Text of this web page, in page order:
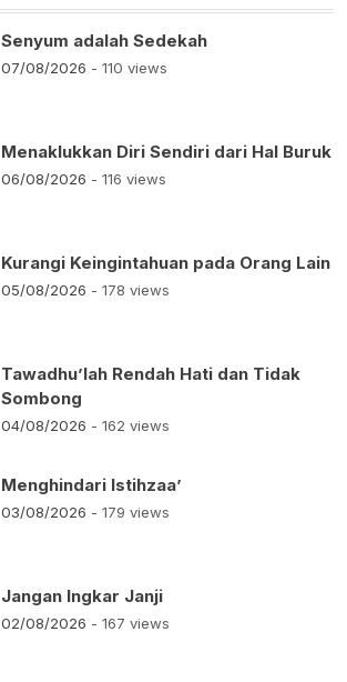
Senyum adalah Sedekah
07/08/2026 - 110 views
Menaklukkan Diri Sendiri dari Hal Buruk
06/08/2026 - 116 views
Kurangi Keingintahuan pada Orang Lain
05/08/2026 - 178 views
Tawadhu’lah Rendah Hati dan Tidak
Sombong
04/08/2026 - 162 views
Menghindari Istihzaa’
03/08/2026 - 179 views
Jangan Ingkar Janji
02/08/2026 - 167 views